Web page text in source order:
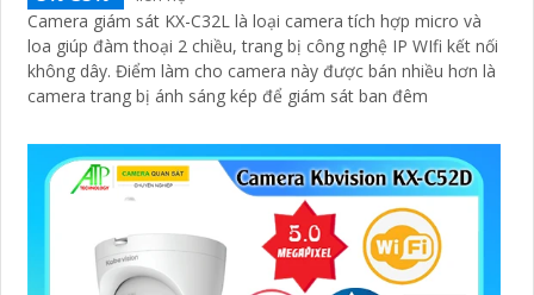
Camera giám sát KX-C32L là loại camera tích hợp micro và
loa giúp đàm thoại 2 chiều, trang bị công nghệ IP WIfi kết nối
không dây. Điểm làm cho camera này được bán nhiều hơn là
camera trang bị ánh sáng kép để giám sát ban đêm